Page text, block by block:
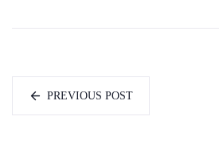
PREVIOUS POST